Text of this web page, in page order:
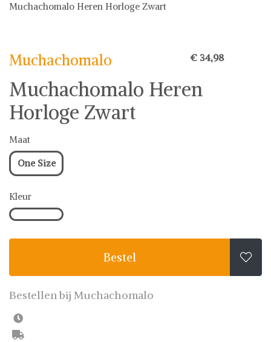
Muchachomalo Heren Horloge Zwart
Muchachomalo € 34,98
Muchachomalo Heren
Horloge Zwart
Maat
One Size
Kleur
Bestel 
Bestellen bij Muchachomalo